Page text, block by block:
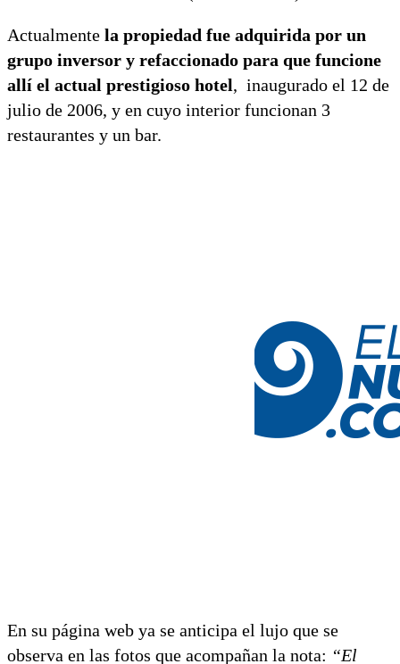
Actualmente la propiedad fue adquirida por un
grupo inversor y refaccionado para que funcione
allí el actual prestigioso hotel, inaugurado el 12 de
julio de 2006, y en cuyo interior funcionan 3
restaurantes y un bar.
En su página web ya se anticipa el lujo que se
observa en las fotos que acompañan la nota: “El